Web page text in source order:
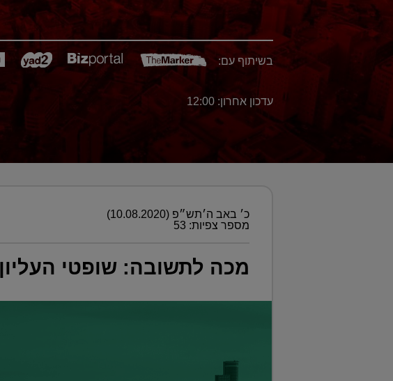
בשיתוף עם:
עדכון אחרון: 12:00
כ׳ באב ה׳תש״פ (10.08.2020)
מספר צפיות: 53
מכה לתשובה: שופטי